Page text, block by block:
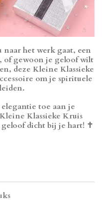
naar het werk gaat, een
of gewoon je geloof wilt
deze Kleine Klassieke
om je spirituele
toe aan je
Klassieke Kruis
dicht bij je hart! ✝️